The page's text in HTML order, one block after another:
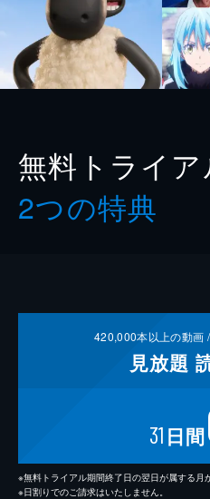
無料トライア
2つの特典
420,000本以上の動画 /
見放題
31 日間
※無料トライアル期間終了日の翌日が属する月
※日割りでのご請求はいたしません。